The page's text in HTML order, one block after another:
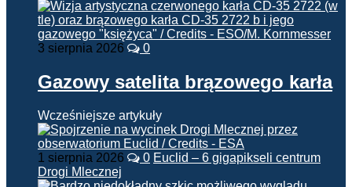
3 sierpnia 2026 0
Gazowy satelita brązowego karła
Wcześniejsze artykuły
1 sierpnia 2026 0 Euclid – 6 gigapikseli centrum
Drogi Mlecznej